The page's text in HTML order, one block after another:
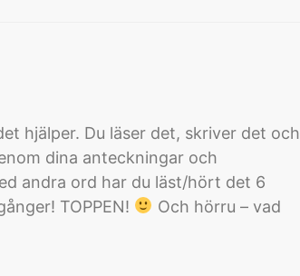
hjälper. Du läser det, skriver det och
dina anteckningar och
andra ord har du läst/hört det 6
TOPPEN!
Och hörru – vad